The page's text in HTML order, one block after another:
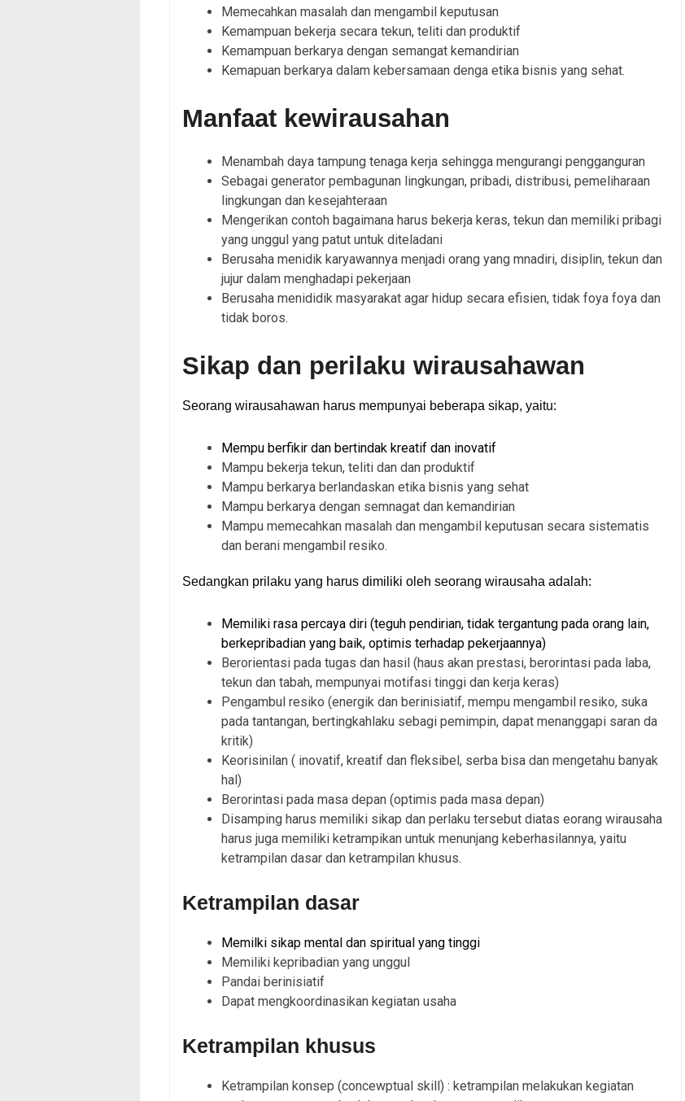
Memecahkan masalah dan mengambil keputusan
Kemampuan bekerja secara tekun, teliti dan produktif
Kemampuan berkarya dengan semangat kemandirian
Kemapuan berkarya dalam kebersamaan denga etika bisnis yang sehat.
Manfaat kewirausahan
Menambah daya tampung tenaga kerja sehingga mengurangi pengganguran
Sebagai generator pembagunan lingkungan, pribadi, distribusi, pemeliharaan
lingkungan dan kesejahteraan
Mengerikan contoh bagaimana harus bekerja keras, tekun dan memiliki pribagi
yang unggul yang patut untuk diteladani
Berusaha menidik karyawannya menjadi orang yang mnadiri, disiplin, tekun dan
jujur dalam menghadapi pekerjaan
Berusaha menididik masyarakat agar hidup secara efisien, tidak foya foya dan
tidak boros.
Sikap dan perilaku wirausahawan
Seorang wirausahawan harus mempunyai beberapa sikap, yaitu:
Mempu berfikir dan bertindak kreatif dan inovatif
Mampu bekerja tekun, teliti dan dan produktif
Mampu berkarya berlandaskan etika bisnis yang sehat
Mampu berkarya dengan semnagat dan kemandirian
Mampu memecahkan masalah dan mengambil keputusan secara sistematis
dan berani mengambil resiko.
Sedangkan prilaku yang harus dimiliki oleh seorang wirausaha adalah:
Memiliki rasa percaya diri (teguh pendirian, tidak tergantung pada orang lain,
berkepribadian yang baik, optimis terhadap pekerjaannya)
Berorientasi pada tugas dan hasil (haus akan prestasi, berorintasi pada laba,
tekun dan tabah, mempunyai motifasi tinggi dan kerja keras)
Pengambul resiko (energik dan berinisiatif, mempu mengambil resiko, suka
pada tantangan, bertingkahlaku sebagi pemimpin, dapat menanggapi saran da
kritik)
Keorisinilan ( inovatif, kreatif dan fleksibel, serba bisa dan mengetahu banyak
hal)
Berorintasi pada masa depan (optimis pada masa depan)
Disamping harus memiliki sikap dan perlaku tersebut diatas eorang wirausaha
harus juga memiliki ketrampikan untuk menunjang keberhasilannya, yaitu
ketrampilan dasar dan ketrampilan khusus.
Ketrampilan dasar
Memilki sikap mental dan spiritual yang tinggi
Memiliki kepribadian yang unggul
Pandai berinisiatif
Dapat mengkoordinasikan kegiatan usaha
Ketrampilan khusus
Ketrampilan konsep (concewptual skill) : ketrampilan melakukan kegiatan